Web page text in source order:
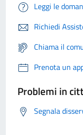
Leggi le
Richiedi
Chiama il
Prenota un
Problemi in
Segnala